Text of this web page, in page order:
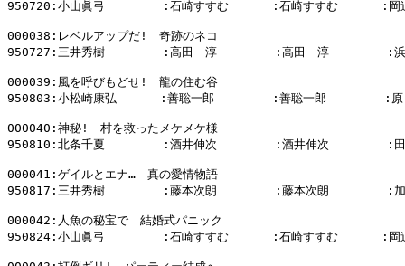
950720:小山眞弓        :石崎すすむ      :石崎すすむ      :岡
000038:レベルアップだ!　奇跡のネコ
950727:三井秀樹        :高田　淳        :高田　淳        :浜
000039:風を呼びもどせ!　龍の住む谷
950803:小松崎康弘      :善聡一郎        :善聡一郎        :原
000040:神秘!　村を救ったメケメケ様
950810:北条千夏        :酒井伸次        :酒井伸次        :田
000041:ゲイルとエナ…　真の愛情物語
950817:三井秀樹        :藤本次朗        :藤本次朗        :加
000042:人魚の秘宝で　結婚式パニック
950824:小山眞弓        :石崎すすむ      :石崎すすむ      :岡